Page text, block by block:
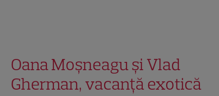
Oana Moșneagu și Vlad
Gherman, vacanță exotică